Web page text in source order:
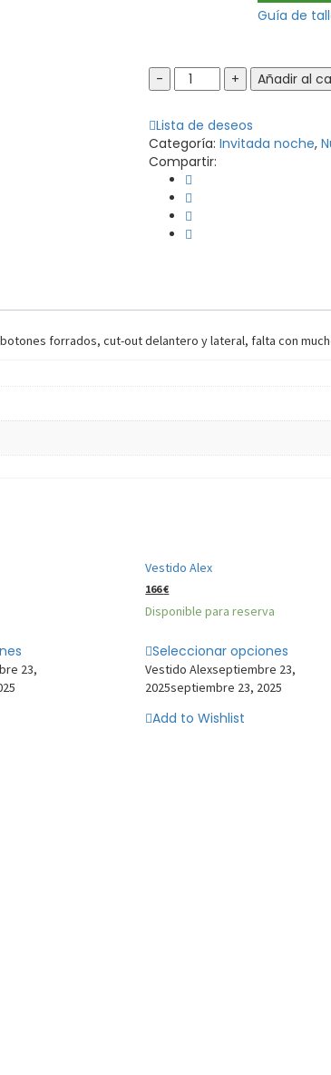
Guía de
Vestido
Alba
Añadir al
Lista de deseos
Categoría: Invitada noche,
Compartir:
forrados, cut-out delantero y lateral, falta con
23,
Vestido Alex
166€
Disponible para reserva
Seleccionar opciones
Vestido Alexseptiembre 23,
2025septiembre 23, 2025
Add to Wishlist